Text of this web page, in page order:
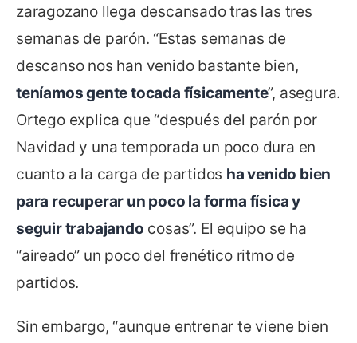
zaragozano llega descansado tras las tres
semanas de parón. “Estas semanas de
descanso nos han venido bastante bien,
teníamos gente tocada físicamente”, asegura.
Ortego explica que “después del parón por
Navidad y una temporada un poco dura en
cuanto a la carga de partidos ha venido bien
para recuperar un poco la forma física y
seguir trabajando cosas”. El equipo se ha
“aireado” un poco del frenético ritmo de
partidos.
Sin embargo, “aunque entrenar te viene bien